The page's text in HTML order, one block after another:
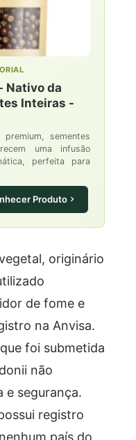
Nativo da
Inteiras -
sementes
uma infusão
perfeita para
Produto
originário
de fome e
na Anvisa.
foi submetida
não
e segurança.
registro
país do